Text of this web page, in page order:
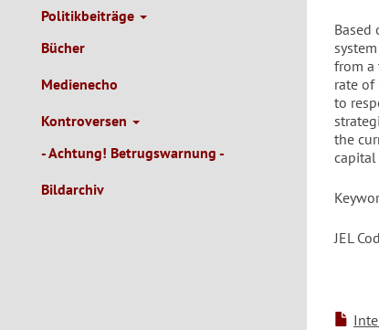
Politikbeiträge
Bücher
Medienecho
Kontroversen
- Achtung! Betrugswarnung -
Bildarchiv
Based
from a
rate
to
the
capital
JEL